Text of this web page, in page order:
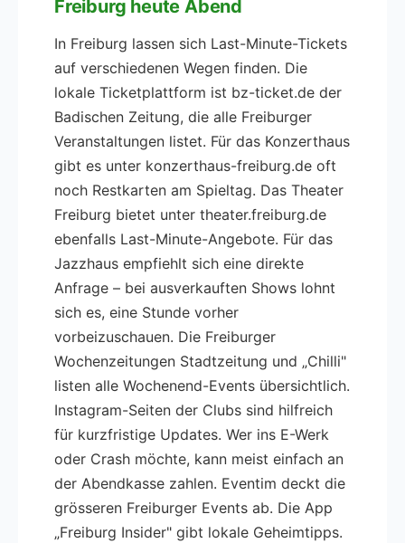
Freiburg heute Abend
In Freiburg lassen sich Last-Minute-Tickets
auf verschiedenen Wegen finden. Die
lokale Ticketplattform ist bz-ticket.de der
Badischen Zeitung, die alle Freiburger
Veranstaltungen listet. Für das Konzerthaus
gibt es unter konzerthaus-freiburg.de oft
noch Restkarten am Spieltag. Das Theater
Freiburg bietet unter theater.freiburg.de
ebenfalls Last-Minute-Angebote. Für das
Jazzhaus empfiehlt sich eine direkte
Anfrage – bei ausverkauften Shows lohnt
sich es, eine Stunde vorher
vorbeizuschauen. Die Freiburger
Wochenzeitungen Stadtzeitung und „Chilli"
listen alle Wochenend-Events übersichtlich.
Instagram-Seiten der Clubs sind hilfreich
für kurzfristige Updates. Wer ins E-Werk
oder Crash möchte, kann meist einfach an
der Abendkasse zahlen. Eventim deckt die
grösseren Freiburger Events ab. Die App
„Freiburg Insider" gibt lokale Geheimtipps.